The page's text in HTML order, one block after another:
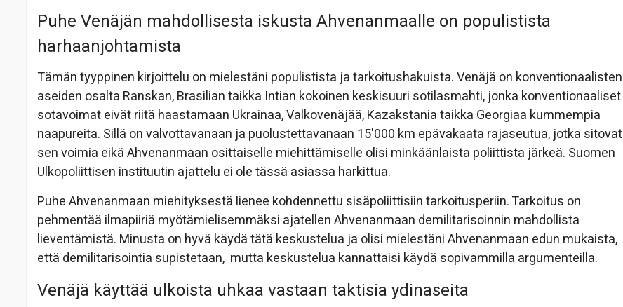
Puhe Venäjän mahdollisesta iskusta Ahvenanmaalle on populistista
harhaanjohtamista
Tämän tyyppinen kirjoittelu on mielestäni populistista ja tarkoitushakuista. Venäjä on konventionaalisten
aseiden osalta Ranskan, Brasilian taikka Intian kokoinen keskisuuri sotilasmahti, jonka konventionaaliset
sotavoimat eivät riitä haastamaan Ukrainaa, Valkovenäjää, Kazakstania taikka Georgiaa kummempia
naapureita. Sillä on valvottavanaan ja puolustettavanaan 15'000 km epävakaata rajaseutua, jotka sitovat
sen voimia eikä Ahvenanmaan osittaiselle miehittämiselle olisi minkäänlaista poliittista järkeä. Suomen
Ulkopoliittisen instituutin ajattelu ei ole tässä asiassa harkittua.
Puhe Ahvenanmaan miehityksestä lienee kohdennettu sisäpoliittisiin tarkoitusperiin. Tarkoitus on
pehmentää ilmapiiriä myötämielisemmäksi ajatellen Ahvenanmaan demilitarisoinnin mahdollista
lieventämistä. Minusta on hyvä käydä tätä keskustelua ja olisi mielestäni Ahvenanmaan edun mukaista,
että demilitarisointia supistetaan, mutta keskustelua kannattaisi käydä sopivammilla argumenteilla.
Venäjä käyttää ulkoista uhkaa vastaan taktisia ydinaseita